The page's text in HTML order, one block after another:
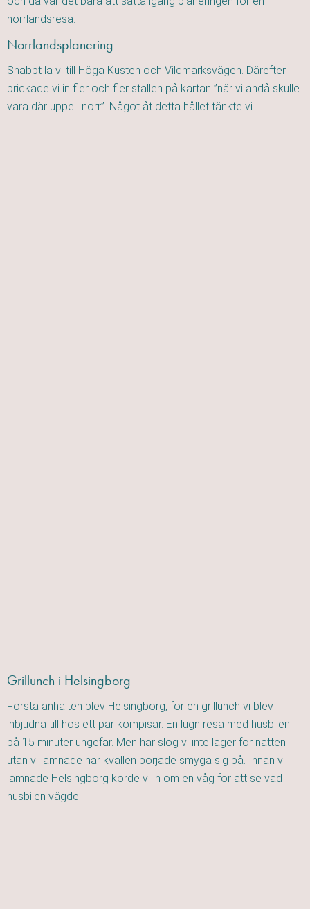
norrlandsresa.
Norrlandsplanering
Snabbt la vi till Höga Kusten och Vildmarksvägen. Därefter
prickade vi in fler och fler ställen på kartan ”när vi ändå skulle
vara där uppe i norr”. Något åt detta hållet tänkte vi.
Grillunch i Helsingborg
Första anhalten blev Helsingborg, för en grillunch vi blev
inbjudna till hos ett par kompisar. En lugn resa med husbilen
på 15 minuter ungefär. Men här slog vi inte läger för natten
utan vi lämnade när kvällen började smyga sig på. Innan vi
lämnade Helsingborg körde vi in om en våg för att se vad
husbilen vägde.